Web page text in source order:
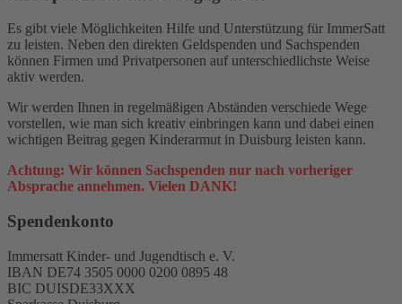
Es gibt viele Möglichkeiten Hilfe und Unterstützung für ImmerSatt
zu leisten. Neben den direkten Geldspenden und Sachspenden
können Firmen und Privatpersonen auf unterschiedlichste Weise
aktiv werden.
Wir werden Ihnen in regelmäßigen Abständen verschiede Wege
vorstellen, wie man sich kreativ einbringen kann und dabei einen
wichtigen Beitrag gegen Kinderarmut in Duisburg leisten kann.
Achtung: Wir können Sachspenden nur nach vorheriger
Absprache annehmen. Vielen DANK!
Spendenkonto
Immersatt Kinder- und Jugendtisch e. V.
IBAN DE74 3505 0000 0200 0895 48
BIC DUISDE33XXX